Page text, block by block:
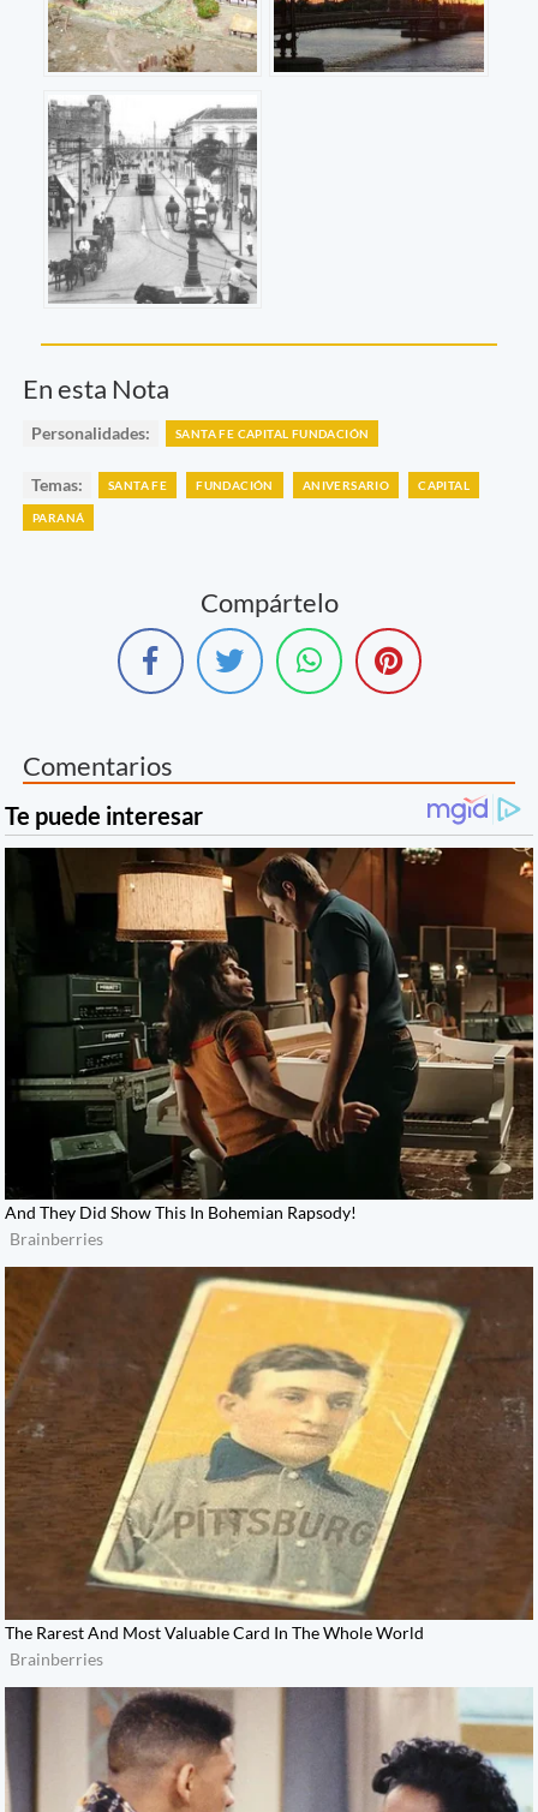
En esta Nota
Personalidades: SANTA FE CAPITAL FUNDACIÓN
Temas: SANTA FE FUNDACIÓN ANIVERSARIO CAPITAL
PARANÁ
Compártelo
Comentarios